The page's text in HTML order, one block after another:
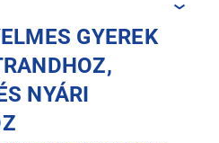
GYEREK
NYÁRI